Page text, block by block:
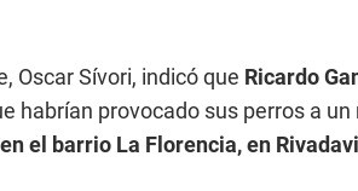
Oscar Sívori, indicó que Ricardo
habrían provocado sus perros a
el barrio La Florencia, en